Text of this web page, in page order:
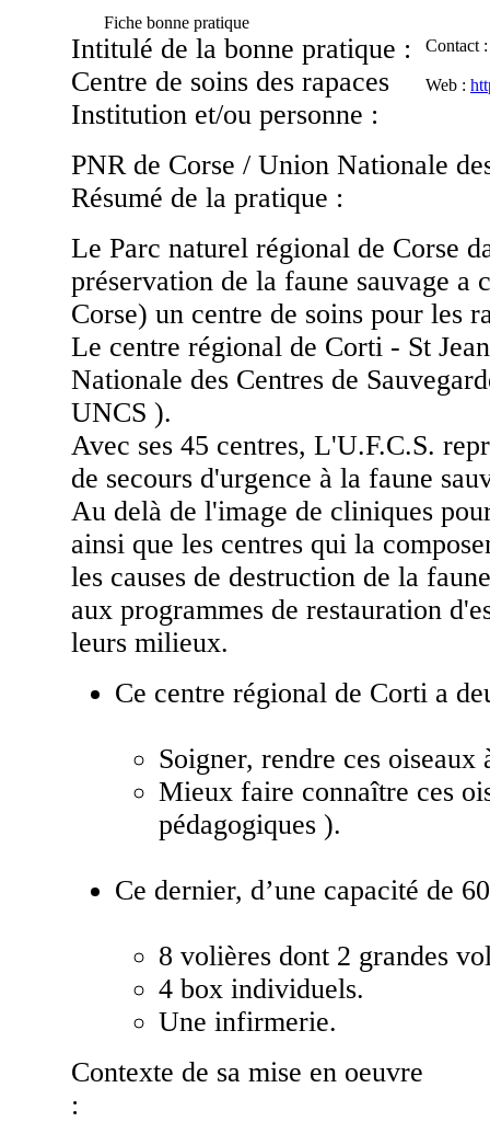
Fiche bonne pratique
Intitulé de la bonne pratique :
Centre de soins des rapaces
Contact :
Web :
Institution et/ou personne :
PNR de Corse / Union Nationale
Résumé de la pratique :
Le Parc naturel régional de Corse
préservation de la faune sauvage a
Corse) un centre de soins pour les
Le centre régional de Corti - St
Nationale des Centres de
UNCS ).
Avec ses 45 centres, L'U.F.C.S.
de secours d'urgence à la faune
Au delà de l'image de cliniques
ainsi que les centres qui la
les causes de destruction de la
aux programmes de restauration
leurs milieux.
Ce centre régional de Corti a
Soigner, rendre ces oiseaux
Mieux faire connaître ces
pédagogiques ).
Ce dernier, d’une capacité de
8 volières dont 2 grandes
4 box individuels.
Une infirmerie.
Contexte de sa mise en oeuvre
: